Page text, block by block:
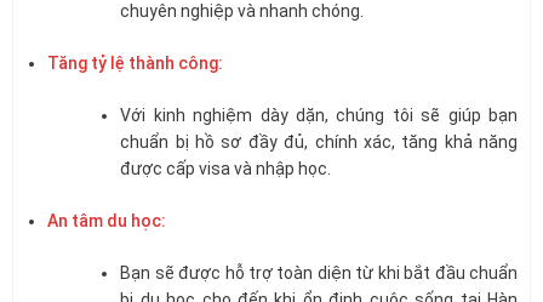
chuyên nghiệp và nhanh chóng.
Tăng tỷ lệ thành công:
Với kinh nghiệm dày dặn, chúng tôi sẽ giúp bạn
chuẩn bị hồ sơ đầy đủ, chính xác, tăng khả năng
được cấp visa và nhập học.
An tâm du học:
Bạn sẽ được hỗ trợ toàn diện từ khi bắt đầu chuẩn